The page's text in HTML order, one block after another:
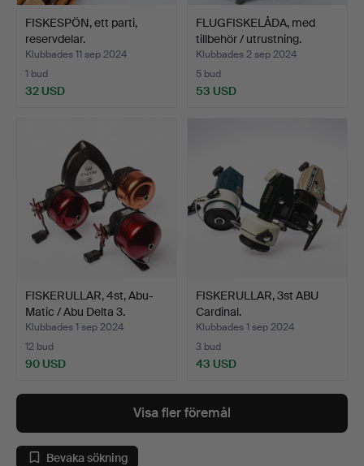
FISKESPÖN, ett parti,
reservdelar.
Klubbades 11 sep 2024
1 bud
32 USD
FLUGFISKELÅDA, med
tillbehör / utrustning.
Klubbades 2 sep 2024
5 bud
53 USD
FISKERULLAR, 4st, Abu-
Matic / Abu Delta 3.
Klubbades 1 sep 2024
12 bud
90 USD
FISKERULLAR, 3st ABU
Cardinal.
Klubbades 1 sep 2024
3 bud
43 USD
Visa fler föremål
Bevaka sökning